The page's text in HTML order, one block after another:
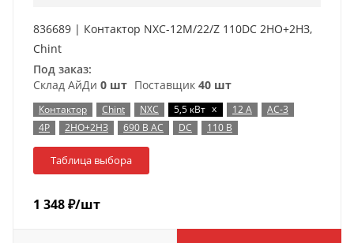
836689 | Контактор NXC-12M/22/Z 110DC 2НО+2НЗ,
Chint
Под заказ:
Склад АйДи 0 шт Поставщик 40 шт
Контактор Chint NXC 5,5 кВт x 12 А
AC-3
4P
2НО+2НЗ 690 В AC DC 110 В
Таблица выбора
1 348₽/шт